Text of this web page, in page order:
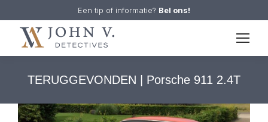
Een tip of informatie? Bel ons!
TERUGGEVONDEN | Porsche 911 2.4T